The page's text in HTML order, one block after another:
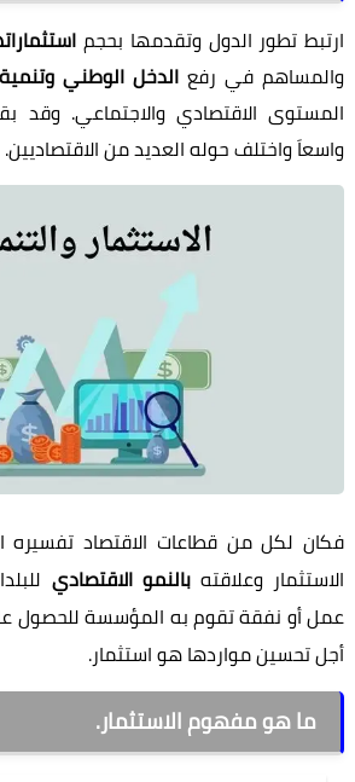
ارتبط تطور الدول وتقدمها بحجم
والمساهم في رفع الدخل الوطني وتنمية
المستوى الاقتصادي والاجتماعي.
واسعاَ واختلف حوله العديد من الاقتصاديين.
فكان لكل من قطاعات الاقتصاد
الاستثمار وعلاقتهبالنمو الاقتصادي
عمل أو نفقة تقوم به المؤسسة للحصول
أجل تحسين مواردها هو استثمار.
ما هو مفهوم الاستثمار.